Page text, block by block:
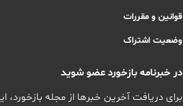
قوانین و مقررات
وضعیت اشتراک
در خبرنامه بازخورد عضو شوید
برای دریافت آخرین خبرها از مجله بازخورد،